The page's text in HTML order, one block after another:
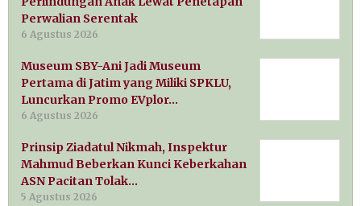
Perwalian Serentak
6 Agustus 2026
Museum SBY-Ani Jadi Museum
Pertama di Jatim yang Miliki SPKLU,
Luncurkan Promo EVplor…
6 Agustus 2026
Prinsip Ziadatul Nikmah, Inspektur
Mahmud Beberkan Kunci Keberkahan
ASN Pacitan Tolak…
5 Agustus 2026